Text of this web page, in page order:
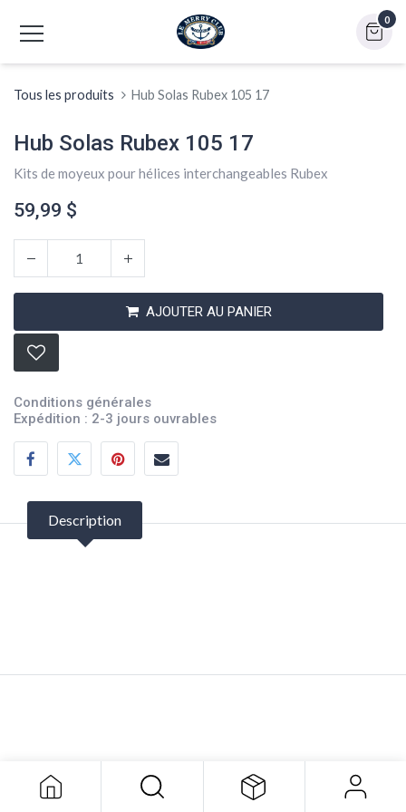
0
Tous les produits Hub Solas Rubex 105 17
Hub Solas Rubex 105 17
Kits de moyeux pour hélices interchangeables Rubex
59,99 $
AJOUTER AU PANIER
Conditions générales
Expédition : 2-3 jours ouvrables
Description